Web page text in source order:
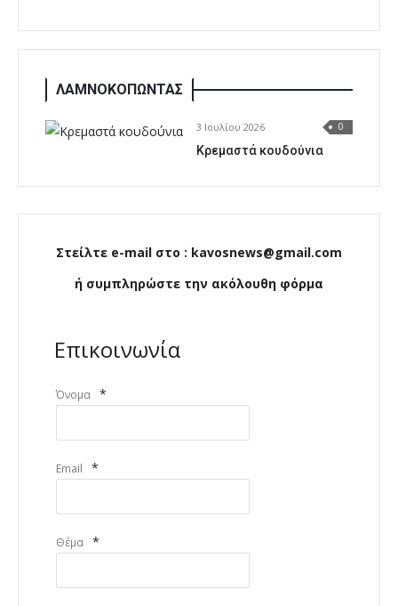
ΛΑΜΝΟΚΟΠΩΝΤΑΣ
3 Ιουλίου 2026 0
Κρεμαστά κουδούνια
Στείλτε e-mail στο : kavosnews@gmail.com
ή συμπληρώστε την ακόλουθη φόρμα
Επικοινωνία
Όνομα *
Email *
Θέμα *